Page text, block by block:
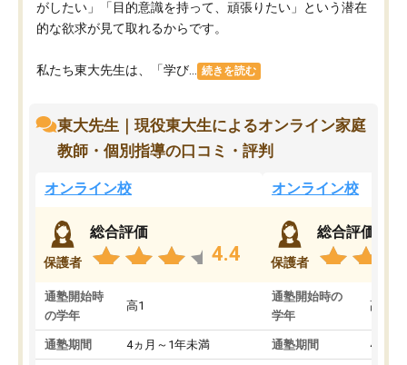
がしたい」「目的意識を持って、頑張りたい」という潜在
的な欲求が見て取れるからです。
私たち東大先生は、「学び... 続きを読む
東大先生｜現役東大生によるオンライン家庭
教師・個別指導の口コミ・評判
オンライン校
保護者
総合評価
4.4
通塾開始時
の学年
高1
通塾期間 4ヵ月～1年未満
オンライン校
保護者
総合評価
通塾開始時の
学年
高3
通塾期間 4ヵ月